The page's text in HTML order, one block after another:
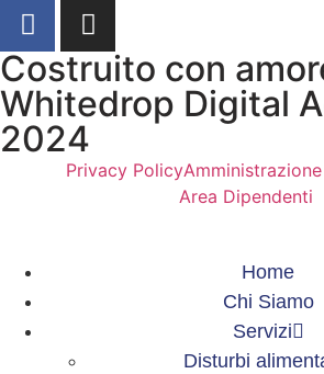
Costruito con
Whitedrop Digital
2024
Privacy Policy
Area Dipendenti
Home
Chi Siamo
Servizi
Disturbi